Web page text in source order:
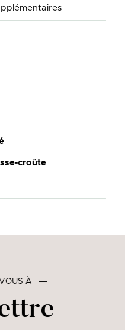
croûte
À ―